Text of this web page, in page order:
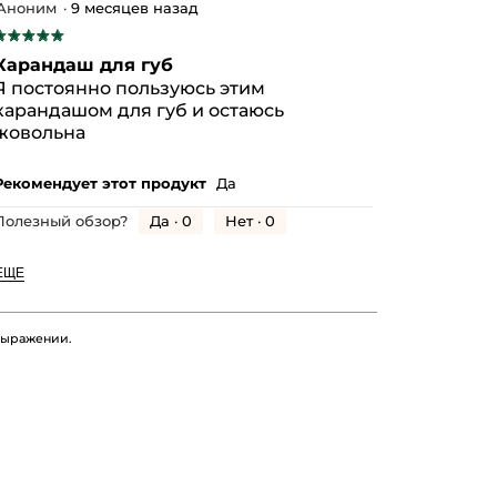
· 9 месяцев назад
для губ
постоянно пользуюсь этим
для губ и остаюсь
этот продукт Да
обзор? Да · 0 Нет · 0